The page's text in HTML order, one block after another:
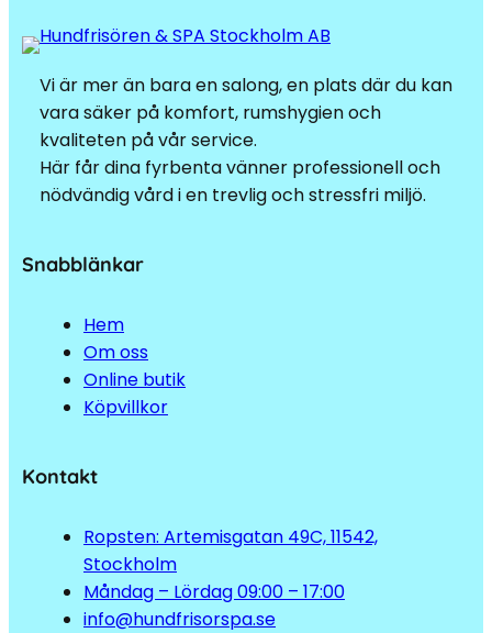
Vi är mer än bara en salong, en plats där du kan
vara säker på komfort, rumshygien och
kvaliteten på vår service.
Här får dina fyrbenta vänner professionell och
nödvändig vård i en trevlig och stressfri miljö.
Snabblänkar
Hem
Om oss
Online butik
Köpvillkor
Kontakt
Ropsten: Artemisgatan 49C, 11542,
Stockholm
Måndag – Lördag 09:00 – 17:00
info@hundfrisorspa.se